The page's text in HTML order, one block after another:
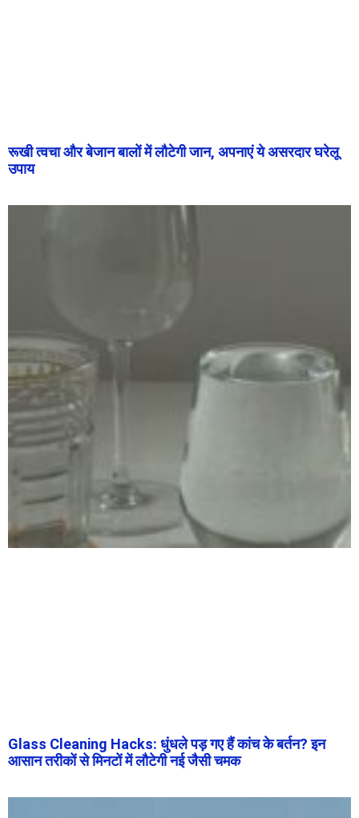
रूखी त्वचा और बेजान बालों में लौटेगी जान, अपनाएं ये असरदार घरेलू
उपाय
Glass Cleaning Hacks: धुंधले पड़ गए हैं कांच के बर्तन? इन
आसान तरीकों से मिनटों में लौटेगी नई जैसी चमक